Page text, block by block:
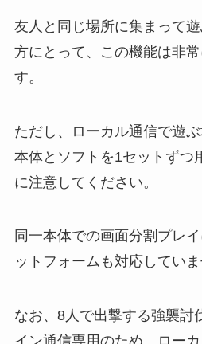
友人と同じ場所に集まって
方にとって、この機能は非
す。
ただし、ローカル通信で遊
本体とソフトを1セットずつ
に注意してください。
同一本体での画面分割プレ
ットフォームも対応していま
なお、8人で出撃する強襲討